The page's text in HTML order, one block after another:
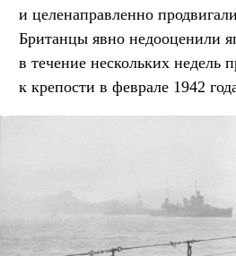
и целенаправленно
Британцы явно недооценили
в течение нескольких недель
к крепости в феврале 1942